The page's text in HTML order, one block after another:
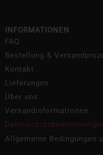
INFORMATIONEN
FAQ
Bestellung &
Kontakt
Lieferungen
Über uns
Versandinformationen.
Allgemeine Bedingungen